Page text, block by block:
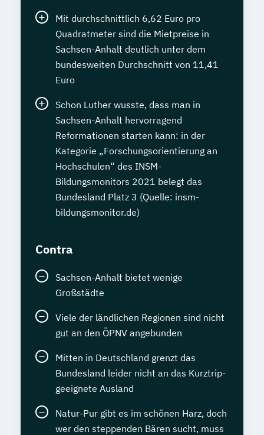
Mit durchschnittlich 6,62 Euro pro
Quadratmeter sind die Mietpreise in
Sachsen-Anhalt deutlich unter dem
bundesweiten Durchschnitt von 11,41
Euro
Schon Luther wusste, dass man in
Sachsen-Anhalt hervorragend
Reformationen starten kann: in der
Kategorie „Forschungsorientierung an
Hochschulen“ des INSM-
Bildungsmonitors 2021 belegt das
Bundesland Platz 3 (Quelle: insm-
bildungsmonitor.de)
Contra
Sachsen-Anhalt bietet wenige
Großstädte
Viele der ländlichen Regionen sind nicht
gut an den ÖPNV angebunden
Mitten in Deutschland grenzt das
Bundesland leider nicht an das Kurztrip-
geeignete Ausland
Natur-Pur gibt es im schönen Harz, doch
wer den steppenden Bären sucht, muss